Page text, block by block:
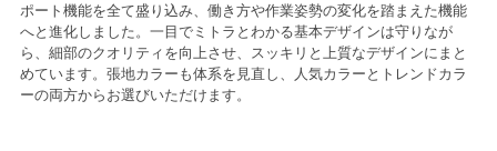
ポート機能を全て盛り込み、働き方や作業姿勢の変化を踏まえた機能
へと進化しました。一目でミトラとわかる基本デザインは守りなが
ら、細部のクオリティを向上させ、スッキリと上質なデザインにまと
めています。張地カラーも体系を見直し、人気カラーとトレンドカラ
ーの両方からお選びいただけます。